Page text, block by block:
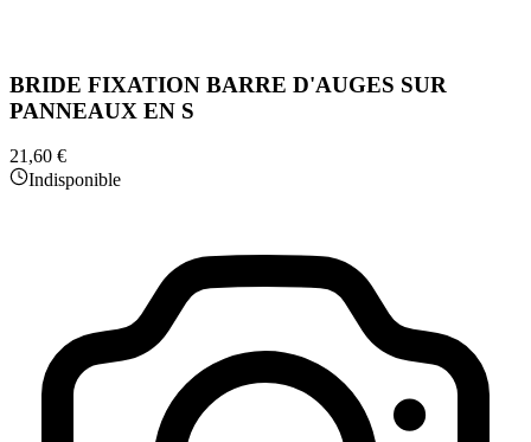
BRIDE FIXATION BARRE D'AUGES SUR
PANNEAUX EN S
21,60 €
Indisponible